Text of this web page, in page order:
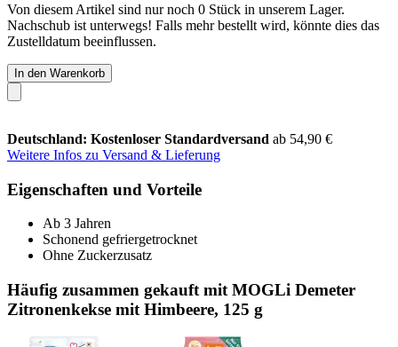
Von diesem Artikel sind nur noch 0 Stück in unserem Lager.
Nachschub ist unterwegs! Falls mehr bestellt wird, könnte dies das
Zustelldatum beeinflussen.
In den Warenkorb
Deutschland: Kostenloser Standardversand ab 54,90 €
Weitere Infos zu Versand & Lieferung
Eigenschaften und Vorteile
Ab 3 Jahren
Schonend gefriergetrocknet
Ohne Zuckerzusatz
Häufig zusammen gekauft mit MOGLi Demeter
Zitronenkekse mit Himbeere, 125 g